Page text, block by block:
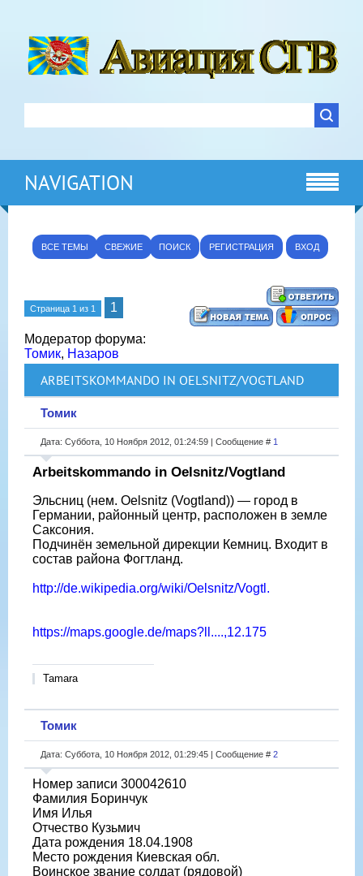
NAVIGATION
ВСЕ ТЕМЫ СВЕЖИЕ ПОИСК РЕГИСТРАЦИЯ ВХОД
Страница 1 из 1 1
Модератор форума:
Томик, Назаров
ARBEITSKOMMANDO IN OELSNITZ/VOGTLAND
Томик
Дата: Суббота, 10 Ноября 2012, 01:24:59 | Сообщение # 1
Arbeitskommando in Oelsnitz/Vogtland
Эльсниц (нем. Oelsnitz (Vogtland)) — город в
Германии, районный центр, расположен в земле
Саксония.
Подчинён земельной дирекции Кемниц. Входит в
состав района Фогтланд.
http://de.wikipedia.org/wiki/Oelsnitz/Vogtl.
https://maps.google.de/maps?ll....,12.175
Tamara
Томик
Дата: Суббота, 10 Ноября 2012, 01:29:45 | Сообщение # 2
Номер записи 300042610
Фамилия Боринчук
Имя Илья
Отчество Кузьмич
Дата рождения 18.04.1908
Место рождения Киевская обл.
Воинское звание солдат (рядовой)